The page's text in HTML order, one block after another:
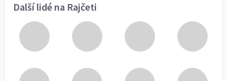
Další lidé na Rajčeti